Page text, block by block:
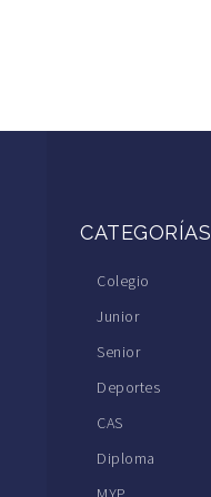
CATEGORÍAS
Colegio
Junior
Senior
Deportes
CAS
Diploma